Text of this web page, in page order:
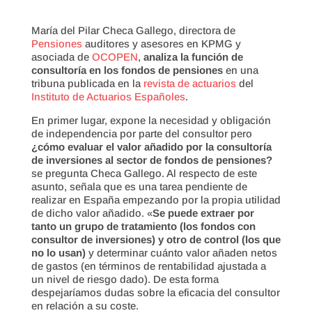
María del Pilar Checa Gallego, directora de
Pensionesauditores y asesores en KPMG y
asociada de OCOPEN, analiza la función de
consultoría en los fondos de pensionesen una
tribuna publicada en la revista de actuariosdel
Instituto de Actuarios Españoles.
En primer lugar, expone la necesidad y obligación
de independencia por parte del consultor pero
¿cómo evaluar el valor añadido por la consultoría
de inversiones al sector de fondos de pensiones?
se pregunta Checa Gallego. Al respecto de este
asunto, señala que es una tarea pendiente de
realizar en España empezando por la propia utilidad
de dicho valor añadido. «Se puede extraer por
tanto un grupo de tratamiento (los fondos con
consultor de inversiones) y otro de control (los que
no lo usan)y determinar cuánto valor añaden netos
de gastos (en términos de rentabilidad ajustada a
un nivel de riesgo dado). De esta forma
despejaríamos dudas sobre la eficacia del consultor
en relación a su coste.